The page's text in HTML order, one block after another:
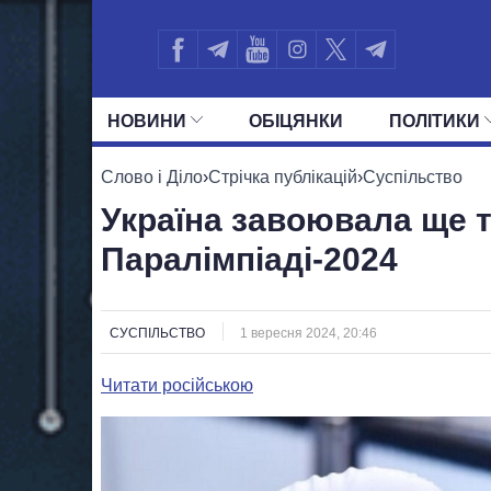
НОВИНИ ОБIЦЯНКИ ПОЛIТИКИ
УСІ ПОЛІТИКИ ПРЕЗИДЕНТ І ОФІС
Слово і Діло›Стрічка публікацій›Суспільство
Україна завоювала ще
Паралімпіаді-2024
СУСПІЛЬСТВО 1 вересня 2024, 20:46
Читати російською